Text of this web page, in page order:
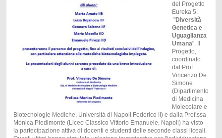
del Progetto
Eureka 5,
"Diversità
Genetica e
Uguaglianza
Umana". Il
Progetto,
coordinato
dal Prof.
Vincenzo De
Simone
(Dipartimento
di Medicina
Molecolare e
Biotecnologie Mediche, Università di Napoli Federico II) e dalla Prof.ssa
Monica Piedimonte (Liceo Classico Vittorio Emanuele, Napoli) ha visto
la partecipazione attiva di docenti e studenti delle seconde classi liceali.